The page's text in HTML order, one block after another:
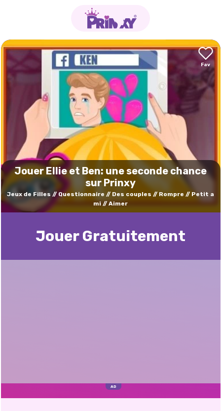
Jouer Ellie et Ben: une seconde chance
sur Prinxy
Jeux de Filles Questionnaire Des couples Rompre
Petit a
mi
Aimer
Jouer Gratuitement